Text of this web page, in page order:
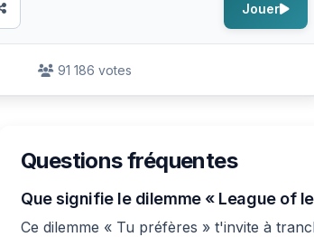
Jouer
91 186 votes
Questions fréquentes
Que signifie le dilemme « League of
Ce dilemme « Tu préfères » t'invite à